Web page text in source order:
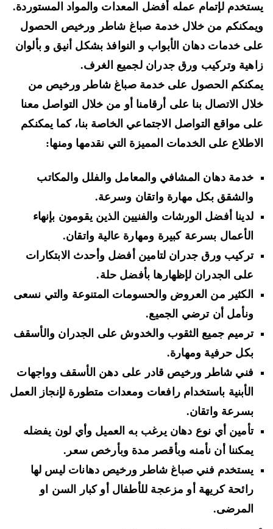
لإتمام عمله أفضل المعدات والمواد المستوردة.
من خلال خدمة صباغ شاطر ورخيص الحصول
خدمات دهان الأبواب و النوافذ بشكل أنيق و بألوان
وتركيب ورق جدران لجميع الغرف.
الحصول على خدمة صباغ شاطر ورخيص من
الاتصال بنا على أرقامنا أو من خلال التواصل معنا
مواقع التواصل الاجتماعي الخاصة بنا، كما يمكنكم
على الخدمات المميزة التي نقدمها ومنها:
خدمة دهان المشافي والمعامل والفلل والمكاتب
والشقق بكل مهارة واتقان وسرعة.
لدينا أفضل الورشات والفنيين الذين يقومون بإنهاء
الأعمال بسرعة كبيرة ومهارة عالية واتقان.
تركيب ورق جدران لتامين أفضل وأحدث الابتكارات
على الجدران لإظهارها بأفضل حلة.
الكثير من العروض والحسومات المتنوعة والتي نسعى
ونأمل أن ترضي الجميع.
ترميم جميع الثقوب والخدوش على الجدران والأسقف
بكل حرفية ومهارة.
فني شاطر ورخيص قادر على دهن الأسقف وواجهات
الأبنية باستخدام رافعات ومعدات متطورة لإنجاز العمل
بسرعة واتقان.
تأمين أي نوع دهان يرغب به العميل وأي لون يفضله
يمكننا أن نأمنه وبأقصر مدة وبأرخص سعر.
يستخدم فني صباغ شاطر ورخيص دهانات ليس لها
رائحة كريهة أو مزعجة للأطفال أو كبار السن او
المرضى.